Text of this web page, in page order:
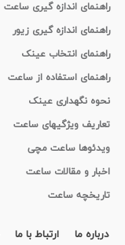
راهنمای اندازه گیری ساعت
راهنمای اندازه گیری زیور
راهنمای انتخاب عینک
راهنمای استفاده از ساعت
نحوه نگهداری عینک
تعاریف ویژگیهای ساعت
ویدئوها ساعت مچی
اخبار و مقالات ساعت
تاریخچه ساعت
درباره ما ارتباط با ما